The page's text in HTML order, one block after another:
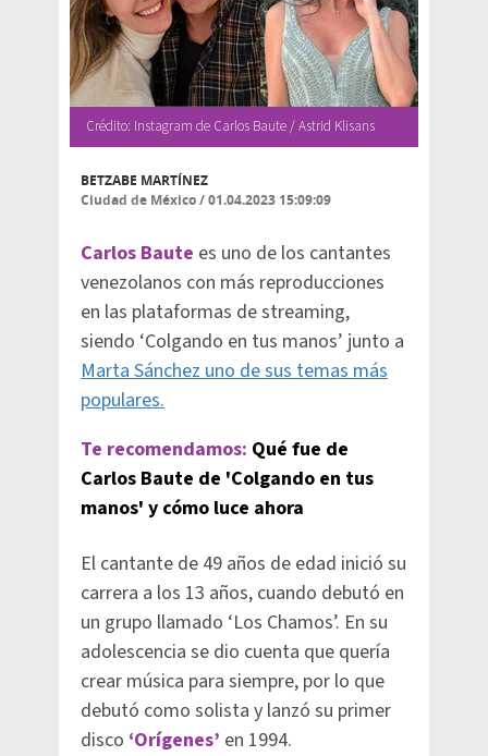
Crédito: Instagram de Carlos Baute / Astrid Klisans
BETZABE MARTÍNEZ
Ciudad de México/01.04.2023 15:09:09
Carlos Baute es uno de los cantantes
venezolanos con más reproducciones
en las plataformas de streaming,
siendo ‘Colgando en tus manos’ junto a
Marta Sánchez uno de sus temas más
populares.
Te recomendamos: Qué fue de
Carlos Baute de 'Colgando en tus
manos' y cómo luce ahora
El cantante de 49 años de edad inició su
carrera a los 13 años, cuando debutó en
un grupo llamado ‘Los Chamos’. En su
adolescencia se dio cuenta que quería
crear música para siempre, por lo que
debutó como solista y lanzó su primer
disco ‘Orígenes’ en 1994.